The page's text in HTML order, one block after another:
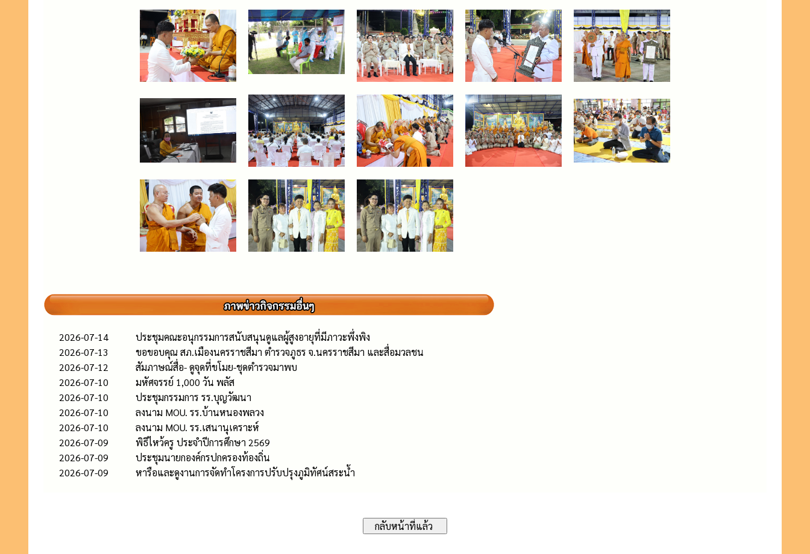
2026-07-14
ประชุมคณะอนุกรรมการสนับสนุนดูแลผู้สูงอายุที่มีภาวะพึ่งพิง
2026-07-13
ขอขอบคุณ สภ.เมืองนครราชสีมา ตำรวจภูธร จ.นครราชสีมา และสื่อมวลชน
2026-07-12
สัมภาษณ์สื่อ- ดูจุดที่ขโมย-ชุดตำรวจมาพบ
2026-07-10
มหัศจรรย์ 1,000 วัน พลัส
2026-07-10
ประชุมกรรมการ รร.บุญวัฒนา
2026-07-10
ลงนาม MOU. รร.บ้านหนองพลวง
2026-07-10
ลงนาม MOU. รร.เสนานุเคราะห์
2026-07-09
พิธีไหว้ครู ประจำปีการศึกษา 2569
2026-07-09
ประชุมนายกองค์กรปกครองท้องถิ่น
2026-07-09
หารือและดูงานการจัดทำโครงการปรับปรุงภูมิทัศน์สระน้ำ